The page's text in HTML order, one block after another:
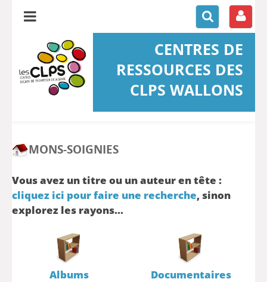
CENTRES DE
RESSOURCES DES
CLPS WALLONS
MONS-SOIGNIES
Vous avez un titre ou un auteur en tête :
cliquez ici pour faire une recherche, sinon
explorez les rayons...
Albums Documentaires